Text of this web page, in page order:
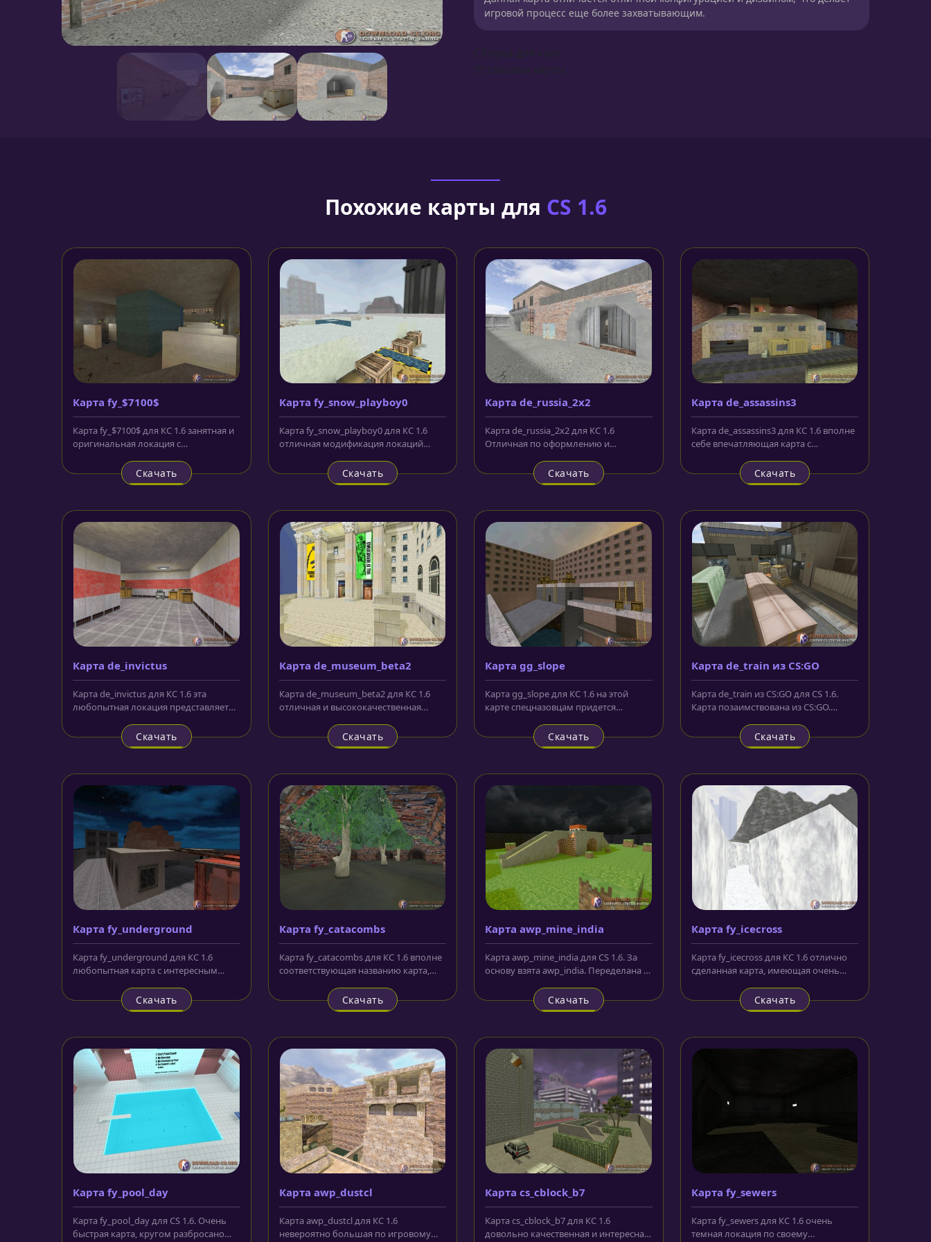
игровой процесс еще более захватывающим.
Похожие карты для CS 1.6
Карта fy_$7100$
Карта fy_$7100$ для КС 1.6 занятная и
оригинальная локация с
пространством....Скачать
Карта fy_snow_playboy0
Карта fy_snow_playboy0 для КС 1.6
отличная модификация локаций
Скачать
Карта de_russia_2x2
Карта de_russia_2x2 для КС 1.6
Отличная по оформлению и
командам...
Скачать
Карта de_assassins3
Карта de_assassins3 для КС 1.6 вполне
себе впечатляющая карта с
Скачать
Карта de_invictus
Карта de_invictus для КС 1.6 эта
любопытная локация представляет
бункер...
Скачать
Карта de_museum_beta2
Карта de_museum_beta2 для КС 1.6
отличная и высококачественная
и...
Скачать
Карта gg_slope
Карта gg_slope для КС 1.6 на этой
карте спецназовцам придется
Скачать
Карта de_train из CS:GO
Карта de_train из CS:GO для CS 1.6.
Карта позаимствована из CS:GO.
Скачать
Карта fy_underground
Карта fy_underground для КС 1.6
любопытная карта с интересным
название,...
Скачать
Карта fy_catacombs
Карта fy_catacombs для КС 1.6 вполне
соответствующая названию карта,
Скачать
Карта awp_mine_india
Карта awp_mine_india для CS 1.6. За
основу взята awp_india. Переделана в
Скачать
Карта fy_icecross
Карта fy_icecross для КС 1.6 отлично
сделанная карта, имеющая очень
Скачать
Карта fy_pool_day
Карта fy_pool_day для CS 1.6. Очень
быстрая карта, кругом разбросано
Карта awp_dustcl
Карта awp_dustcl для КС 1.6
невероятно большая по игровому
Карта cs_cblock_b7
Карта cs_cblock_b7 для КС 1.6
довольно качественная и интересная
Карта fy_sewers
Карта fy_sewers для КС 1.6 очень
темная локация по своему